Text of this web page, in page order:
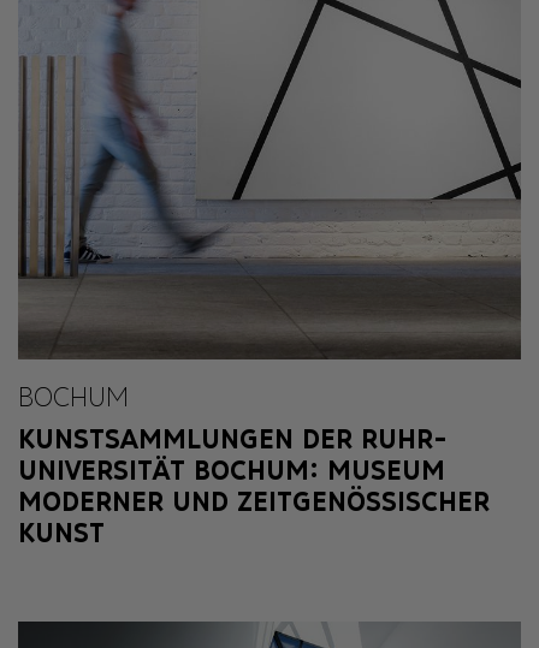
BOCHUM
KUNSTSAMMLUNGEN DER RUHR-
UNIVERSITÄT BOCHUM: MUSEUM
MODERNER UND ZEITGENÖSSISCHER
KUNST